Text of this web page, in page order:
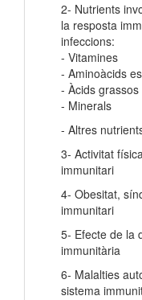
2- Nutrients
la resposta
infeccions:
- Vitamines
- Aminoàcids
- Àcids grassos
- Minerals
- Altres
3- Activitat
immunitari
4- Obesitat,
immunitari
5- Efecte de la
immunitària
6- Malalties
sistema